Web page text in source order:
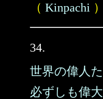
（ Kinpachi ）
34.
世界の偉人
必ずしも偉